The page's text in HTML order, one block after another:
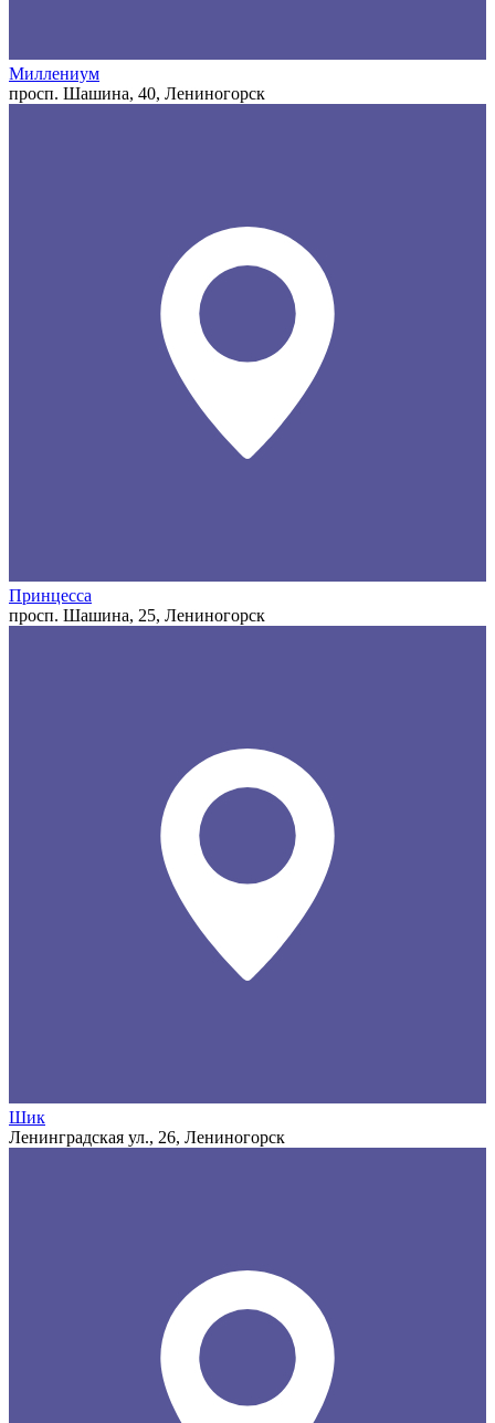
Миллениум
просп. Шашина, 40, Лениногорск
Принцесса
просп. Шашина, 25, Лениногорск
Шик
Ленинградская ул., 26, Лениногорск